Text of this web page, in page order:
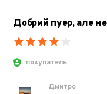
Добрий пуер, але
покупатель
Дмитро